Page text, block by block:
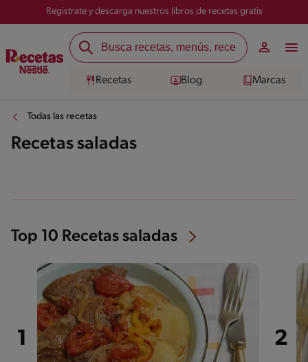
Registrate y descarga nuestros libros de recetas gratis
Recetas Blog Marcas
Todas las recetas
Recetas saladas
Top 10 Recetas saladas